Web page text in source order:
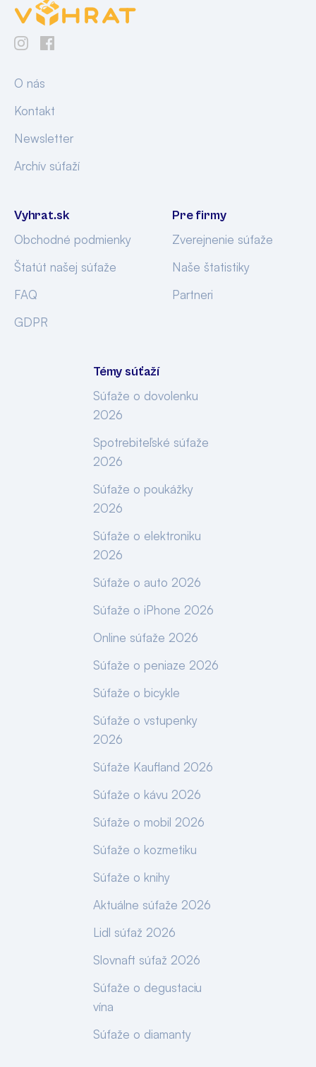
O nás
Kontakt
Newsletter
Archív súťaží
Vyhrat.sk
Obchodné podmienky
Štatút našej súťaže
FAQ
GDPR
Pre firmy
Zverejnenie súťaže
Naše štatistiky
Partneri
Témy súťaží
Súťaže o dovolenku
2026
Spotrebiteľské súťaže
2026
Súťaže o poukážky
2026
Súťaže o elektroniku
2026
Súťaže o auto 2026
Súťaže o iPhone 2026
Online súťaže 2026
Súťaže o peniaze 2026
Súťaže o bicykle
Súťaže o vstupenky
2026
Súťaže Kaufland 2026
Súťaže o kávu 2026
Súťaže o mobil 2026
Súťaže o kozmetiku
Súťaže o knihy
Aktuálne súťaže 2026
Lidl súťaž 2026
Slovnaft súťaž 2026
Súťaže o degustaciu
vína
Súťaže o diamanty